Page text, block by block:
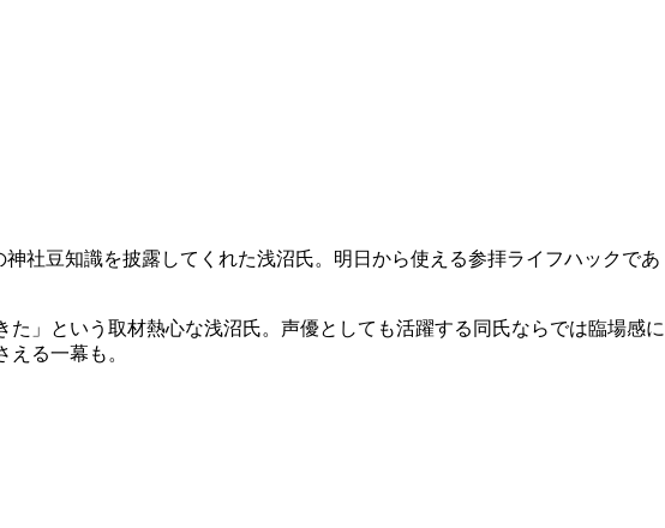
社豆知識を披露してくれた浅沼氏。明日から使える参拝ライフハックであ
」という取材熱心な浅沼氏。声優としても活躍する同氏ならでは臨場感に
る一幕も。